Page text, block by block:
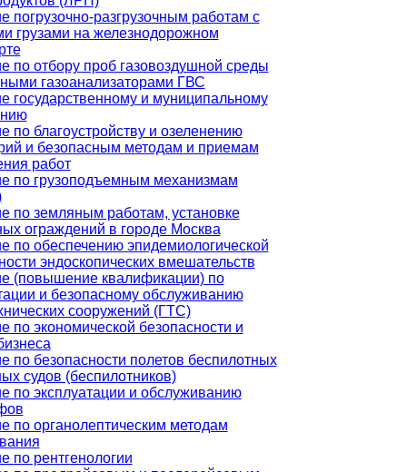
погрузочно-разгрузочным работам с
грузами на железнодорожном
по отбору проб газовоздушной среды
газоанализаторами ГВС
государственному и муниципальному
по благоустройству и озеленению
и безопасным методам и приемам
работ
по грузоподъемным механизмам
по земляным работам, установке
ограждений в городе Москва
по обеспечению эпидемиологической
эндоскопических вмешательств
(повышение квалификации) по
и безопасному обслуживанию
сооружений (ГТС)
по экономической безопасности и
по безопасности полетов беспилотных
судов (беспилотников)
по эксплуатации и обслуживанию
по органолептическим методам
по рентгенологии